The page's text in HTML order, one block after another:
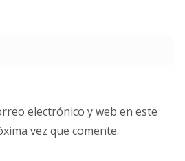
electrónico y web en este
vez que comente.